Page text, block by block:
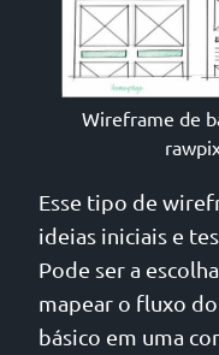
Wireframe de
Esse tipo de
ideias iniciais e
Pode ser a
mapear o fluxo
básico em uma